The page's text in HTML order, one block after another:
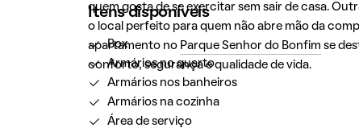
quem gosta de se exercitar sem sair de casa.
o local perfeito para quem não abre mão da
apartamento no Parque Senhor do Bonfim se
conforto, segurança e qualidade de vida.
Itens disponíveis
Box
Armários no quarto
Armários nos banheiros
Armários na cozinha
Área de serviço